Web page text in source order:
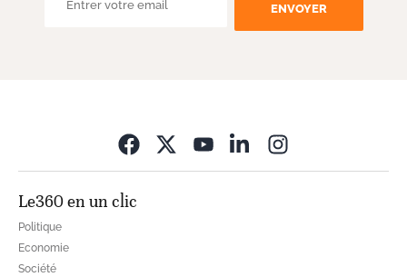
ENVOYER
Le360 en un clic
Politique
Economie
Société